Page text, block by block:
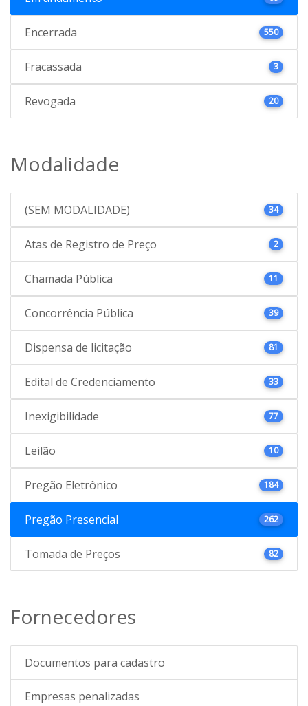
Encerrada 550
Fracassada 3
Revogada 20
Modalidade
(SEM MODALIDADE) 34
Atas de Registro de Preço 2
Chamada Pública 11
Concorrência Pública 39
Dispensa de licitação 81
Edital de Credenciamento 33
Inexigibilidade 77
Leilão 10
Pregão Eletrônico 184
Pregão Presencial 262
Tomada de Preços 82
Fornecedores
Documentos para cadastro
Empresas penalizadas